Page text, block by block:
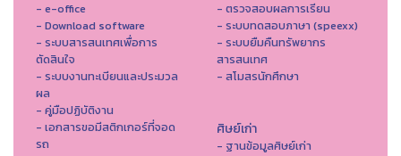
- e-office
- Download software
- ระบบสารสนเทศเพื่อการ
ตัดสินใจ
- ระบบงานทะเบียนและประมวล
ผล
- คู่มือปฏิบัติงาน
- เอกสารขอมีสติกเกอร์ที่จอด
รถ
- ตรวจสอบผลการเรียน
- ระบบทดสอบภาษา (speexx)
- ระบบยืมคืนทรัพยากร
สารสนเทศ
- สโมสรนักศึกษา
ศิษย์เก่า
- ฐานข้อมูลศิษย์เก่า